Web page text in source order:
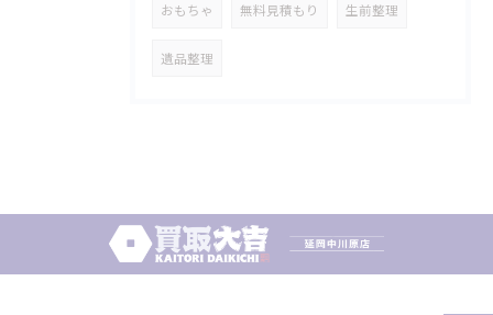
おもちゃ 無料見積もり 生前整理
遺品整理